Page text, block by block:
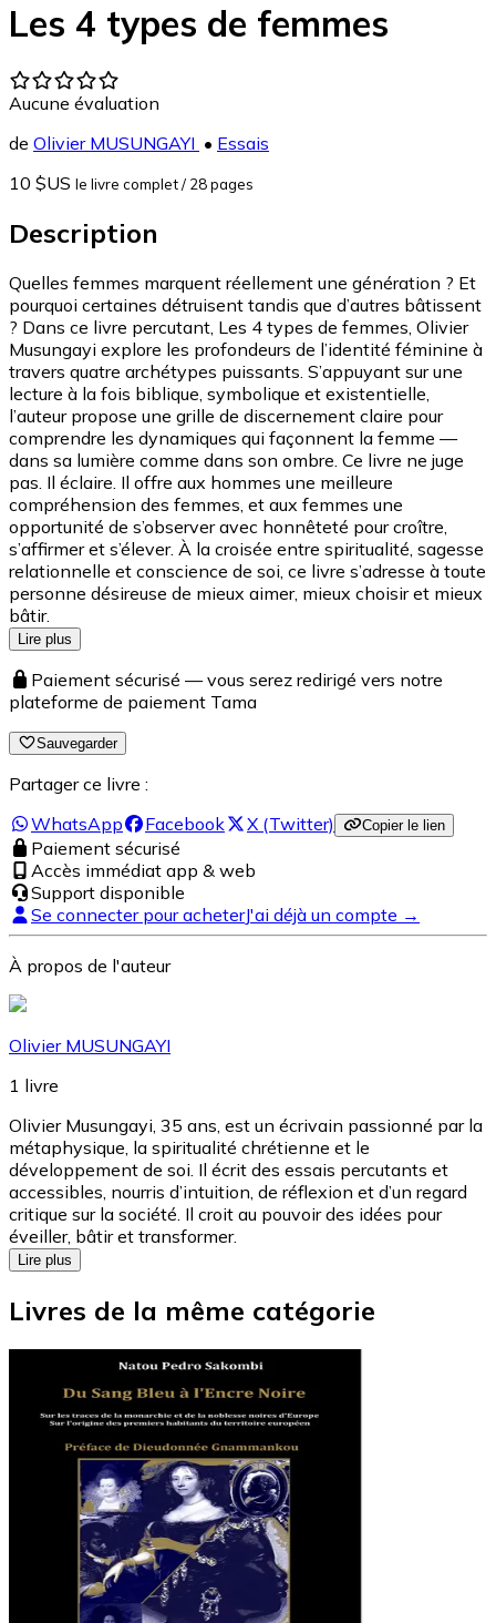
Les 4 types de femmes
Aucune évaluation
de Olivier MUSUNGAYI • Essais
10 $US le livre complet/ 28 pages
Description
Quelles femmes marquent réellement une génération ? Et
pourquoi certaines détruisent tandis que d’autres bâtissent
? Dans ce livre percutant, Les 4 types de femmes, Olivier
Musungayi explore les profondeurs de l’identité féminine à
travers quatre archétypes puissants. S’appuyant sur une
lecture à la fois biblique, symbolique et existentielle,
l’auteur propose une grille de discernement claire pour
comprendre les dynamiques qui façonnent la femme —
dans sa lumière comme dans son ombre. Ce livre ne juge
pas. Il éclaire. Il offre aux hommes une meilleure
compréhension des femmes, et aux femmes une
opportunité de s’observer avec honnêteté pour croître,
s’affirmer et s’élever. À la croisée entre spiritualité, sagesse
relationnelle et conscience de soi, ce livre s’adresse à toute
personne désireuse de mieux aimer, mieux choisir et mieux
bâtir.
Lire plus
Paiement sécurisé — vous serez redirigé vers notre
plateforme de paiement Tama
Sauvegarder
Partager ce livre :
WhatsApp
Facebook X (Twitter) Copier le lien
Paiement sécurisé
Accès immédiat app & web
Support disponible
Se connecter pour acheterJ'ai déjà un compte →
À propos de l'auteur
Olivier MUSUNGAYI
1 livre
Olivier Musungayi, 35 ans, est un écrivain passionné par la
métaphysique, la spiritualité chrétienne et le
développement de soi. Il écrit des essais percutants et
accessibles, nourris d’intuition, de réflexion et d’un regard
critique sur la société. Il croit au pouvoir des idées pour
éveiller, bâtir et transformer.
Lire plus
Livres de la même catégorie